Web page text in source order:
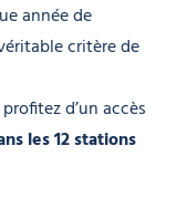
année de
critère de
d’un accès
les 12 stations